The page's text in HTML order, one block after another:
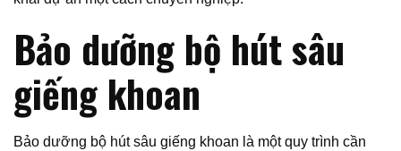
Bảo dưỡng bộ hút sâu
giếng khoan
Bảo dưỡng bộ hút sâu giếng khoan là một quy trình cần